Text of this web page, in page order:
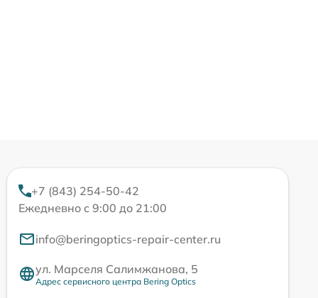
+7 (843) 254-50-42
Ежедневно с 9:00 до 21:00
info@beringoptics-repair-center.ru
ул. Марселя Салимжанова, 5
Адрес сервисного центра Bering Optics